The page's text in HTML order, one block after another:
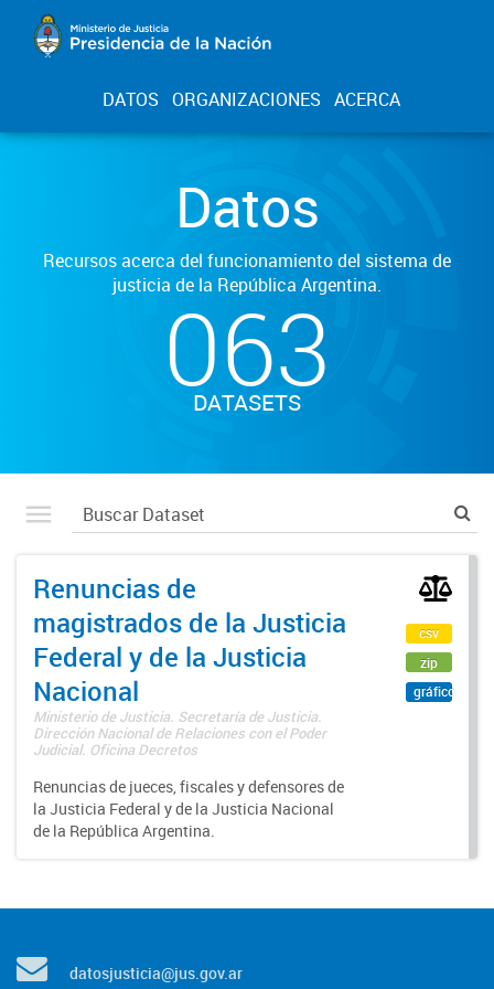
DATOS ORGANIZACIONES ACERCA
Datos
Recursos acerca del funcionamiento del sistema de
justicia de la República Argentina.
063
DATASETS
Renuncias de
magistrados de la Justicia
Federal y de la Justicia
Nacional
Ministerio de Justicia. Secretaría de Justicia.
Dirección Nacional de Relaciones con el Poder
Judicial. Oficina Decretos
Renuncias de jueces, fiscales y defensores de
la Justicia Federal y de la Justicia Nacional
de la República Argentina.
csv
zip
gráfico
datosjusticia@jus.gov.ar